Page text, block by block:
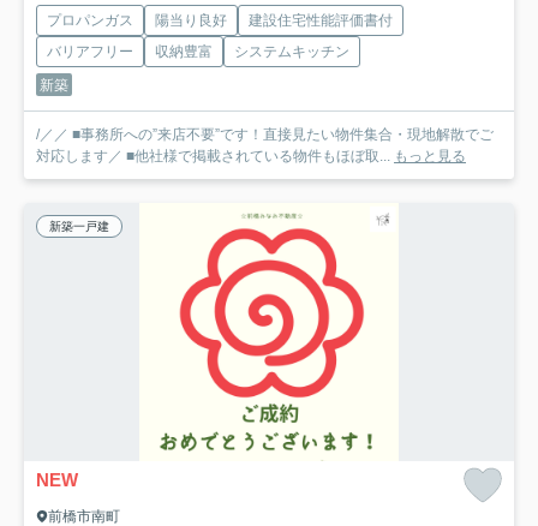
プロパンガス 陽当り良好
建設住宅性能評価書付
バリアフリー
収納豊富
システムキッチン
新築
/／／ ■事務所への”来店不要”です！直接見たい物件集合・現地解散でご
対応します／ ■他社様で掲載されている物件もほぼ取...
もっと見る
新築一戸建
NEW
前橋市南町